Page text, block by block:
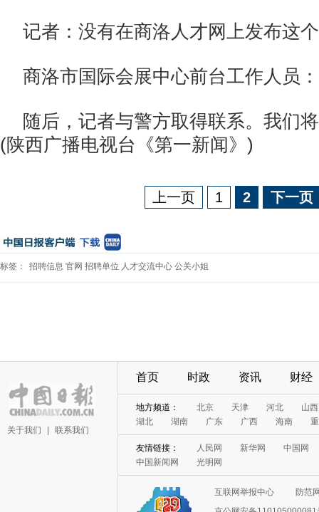
记者：没有在商洛人才网上发布这
商洛市国际会展中心前台工作人员
随后，记者与警方取得联系。我们
(陕西广播电视台《第一新闻》)
上一页 1 2 下一页
标签： 招聘信息 官网 招聘单位 人才交流中心 公关小姐
关于我们 联系我们
首页 时政 资讯 财经
地方频道： 北京 天津 河北
山西
湖北
湖南 广东 广西 海南
友情链接： 人民网 新华网
中国网
中国新闻网
光明网
互联网举报中心
防范